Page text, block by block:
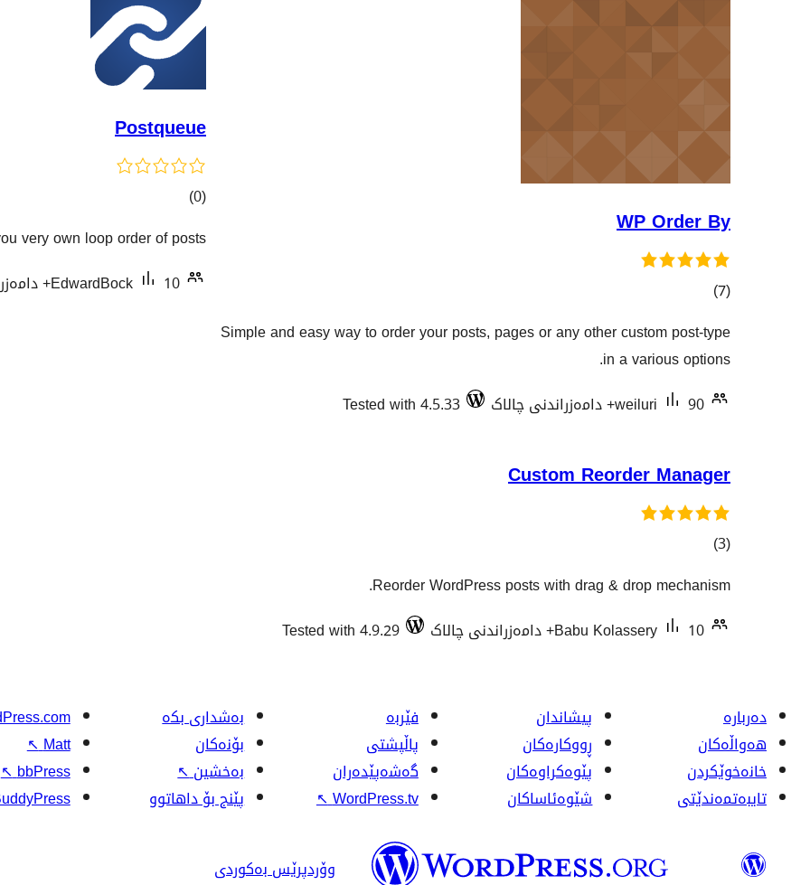
WP Order By
(7 کۆی
هەڵسەنگاندنەکان
)
Simple and easy way to order your posts, pages or any other custom post-type
in a various options.
weiluri
90+ دامەزراندنی چالاک Tested with 4.5.33
Postqueue
(0 کۆی
هەڵسەنگاندنەکان
)
very own loop order of posts
EdwardBock
10+ دامەزراندنی چالاک
Custom Reorder Manager
(3 کۆی
هەڵسەنگاندنەکان
)
Reorder WordPress posts with drag & drop mechanism.
Babu Kolassery
10+ دامەزراندنی چالاک Tested with 4.9.29
دەربارە
هەواڵەکان
خانەخوێکردن
تایبەتمەندێتی
پیشاندان
ڕووکاره‌کان
پێوه‌کراوه‌کان
شێوەئاساکان
فێربە
پاڵپشتی
گەشەپێدەران
WordPress.tv
↖
بەشداری بکە
بۆنەکان
بەخشین↖
پێنج بۆ داهاتوو
Matt
↖
bbPress
↖
وۆردپرێس بەکوردی